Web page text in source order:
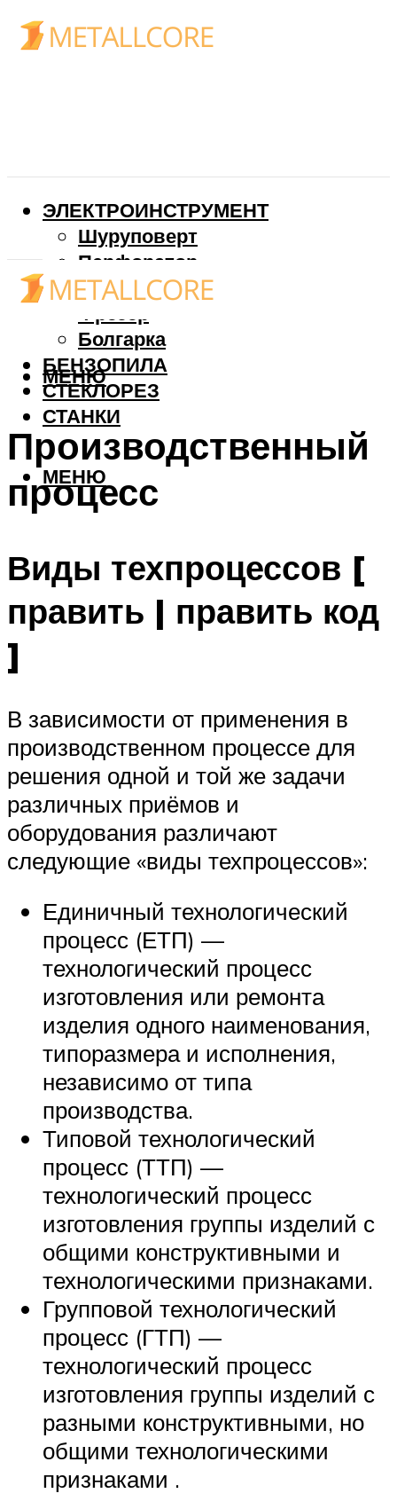
ЭЛЕКТРОИНСТРУМЕНТ
Шуруповерт
Перфоратор
Дрель
Фрезер
Болгарка
БЕНЗОПИЛА
СТЕКЛОРЕЗ
СТАНКИ
МЕНЮ
МЕНЮ
Производственный
процесс
Виды техпроцессов [
править | править код
]
В зависимости от применения в
производственном процессе для
решения одной и той же задачи
различных приёмов и
оборудования различают
следующие «виды техпроцессов»:
Единичный технологический
процесс (ЕТП) —
технологический процесс
изготовления или ремонта
изделия одного наименования,
типоразмера и исполнения,
независимо от типа
производства.
Типовой технологический
процесс (ТТП) —
технологический процесс
изготовления группы изделий с
общими конструктивными и
технологическими признаками.
Групповой технологический
процесс (ГТП) —
технологический процесс
изготовления группы изделий с
разными конструктивными, но
общими технологическими
признаками .